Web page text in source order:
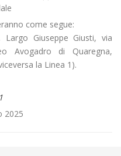
come segue:
Largo Giuseppe Giusti, via
Avogadro di Quaregna,
la Linea 1).
2025